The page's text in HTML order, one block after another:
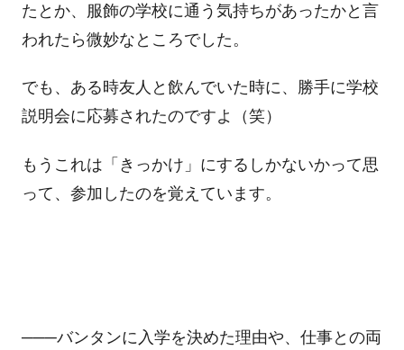
たとか、服飾の学校に通う気持ちがあったかと言
われたら微妙なところでした。
でも、ある時友人と飲んでいた時に、勝手に学校
説明会に応募されたのですよ（笑）
もうこれは「きっかけ」にするしかないかって思
って、参加したのを覚えています。
───バンタンに入学を決めた理由や、仕事との両